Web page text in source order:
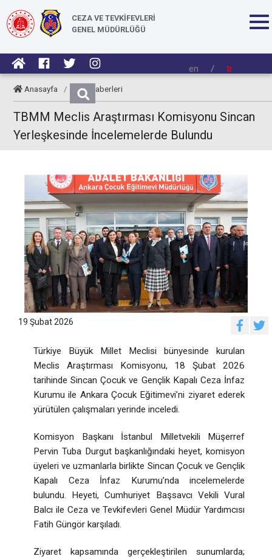
CEZA VE TEVKİFEVLERİ
GENEL MÜDÜRLÜĞÜ
en / tr
Anasayfa / CTE Haberleri
TBMM Meclis Araştırması Komisyonu Sincan
Yerleşkesinde İncelemelerde Bulundu
19 Şubat 2026
Türkiye Büyük Millet Meclisi bünyesinde kurulan
Meclis Araştırması Komisyonu, 18 Şubat 2026
tarihinde Sincan Çocuk ve Gençlik Kapalı Ceza İnfaz
Kurumu ile Ankara Çocuk Eğitimevi’ni ziyaret ederek
yürütülen çalışmaları yerinde inceledi.
Komisyon Başkanı İstanbul Milletvekili Müşerref
Pervin Tuba Durgut başkanlığındaki heyet, komisyon
üyeleri ve uzmanlarla birlikte Sincan Çocuk ve Gençlik
Kapalı Ceza İnfaz Kurumu’nda incelemelerde
bulundu. Heyeti, Cumhuriyet Başsavcı Vekili Vural
Balcı ile Ceza ve Tevkifevleri Genel Müdür Yardımcısı
Fatih Güngör karşıladı.
Ziyaret kapsamında gerçekleştirilen sunumlarda;